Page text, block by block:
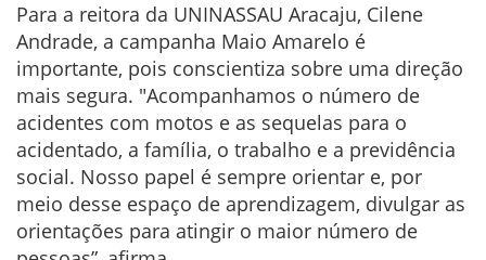
Para a reitora da UNINASSAU Aracaju, Cilene
Andrade, a campanha Maio Amarelo é
importante, pois conscientiza sobre uma direção
mais segura. "Acompanhamos o número de
acidentes com motos e as sequelas para o
acidentado, a família, o trabalho e a previdência
social. Nosso papel é sempre orientar e, por
meio desse espaço de aprendizagem, divulgar as
orientações para atingir o maior número de